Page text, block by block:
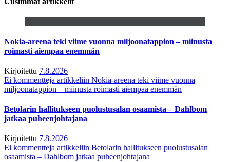
Nokia-areena teki viime vuonna miljoonatappion – miinusta
roimasti aiempaa enemmän
Kirjoitettu 7.8.2026
Ei kommentteja artikkeliin Nokia-areena teki viime vuonna
miljoonatappion – miinusta roimasti aiempaa enemmän
Betolarin hallitukseen puolustusalan osaamista – Dahlbom
jatkaa puheenjohtajana
Kirjoitettu 7.8.2026
Ei kommentteja artikkeliin Betolarin hallitukseen puolustusalan
osaamista – Dahlbom jatkaa puheenjohtajana